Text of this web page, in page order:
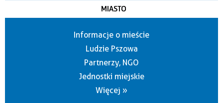
MIASTO
Informacje o mieście
Ludzie Pszowa
Partnerzy, NGO
Jednostki miejskie
Więcej »